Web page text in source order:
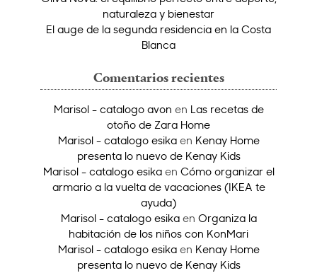
naturaleza y bienestar
El auge de la segunda residencia en la Costa
Blanca
Comentarios recientes
Marisol - catalogo avon en Las recetas de
otoño de Zara Home
Marisol - catalogo esikaen Kenay Home
presenta lo nuevo de Kenay Kids
Marisol - catalogo esikaen Cómo organizar el
armario a la vuelta de vacaciones (IKEA te
ayuda)
Marisol - catalogo esikaen Organiza la
habitación de los niños con KonMari
Marisol - catalogo esikaen Kenay Home
presenta lo nuevo de Kenay Kids